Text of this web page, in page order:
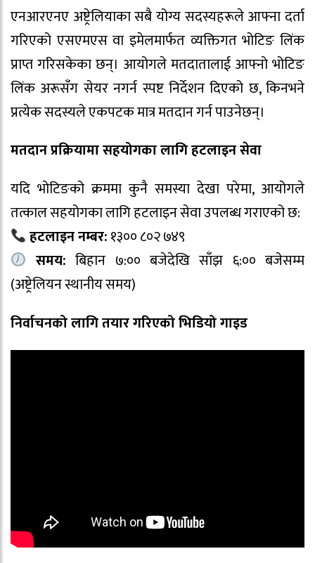
एनआरएनए अष्ट्रेलियाका सबै योग्य सदस्यहरूले आफ्ना दर्ता
गरिएको एसएमएस वा इमेलमार्फत व्यक्तिगत भोटिङ लिंक
प्राप्त गरिसकेका छन्। आयोगले मतदातालाई आफ्नो भोटिङ
लिंक अरूसँग सेयर नगर्न स्पष्ट निर्देशन दिएको छ, किनभने
प्रत्येक सदस्यले एकपटक मात्र मतदान गर्न पाउनेछन्।
मतदान प्रक्रियामा सहयोगका लागि हटलाइन सेवा
यदि भोटिङको क्रममा कुनै समस्या देखा परेमा, आयोगले
तत्काल सहयोगका लागि हटलाइन सेवा उपलब्ध गराएको छ:
हटलाइन नम्बर:१३०० ८०२ ७४९
समय: बिहान ७:०० बजेदेखि साँझ ६:०० बजेसम्म
(अष्ट्रेलियन स्थानीय समय)
निर्वाचनको लागि तयार गरिएको भिडियो गाइड